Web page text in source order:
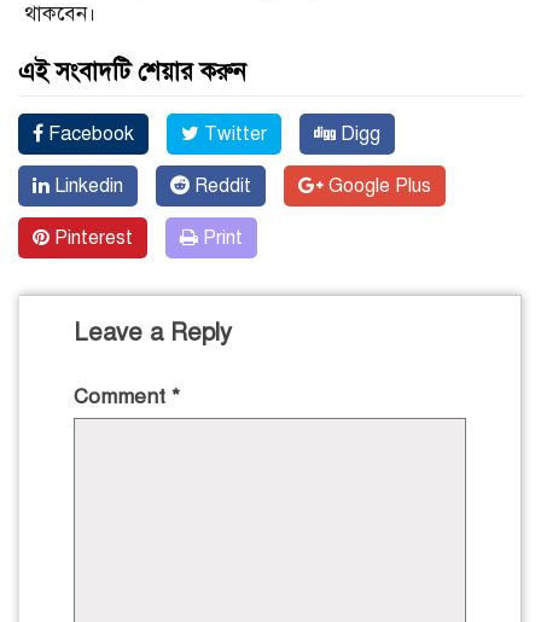
থাকবেন।
এই সংবাদটি শেয়ার করুন
Facebook Twitter Digg
Linkedin Reddit Google Plus
Pinterest Print
Leave a Reply
Comment *